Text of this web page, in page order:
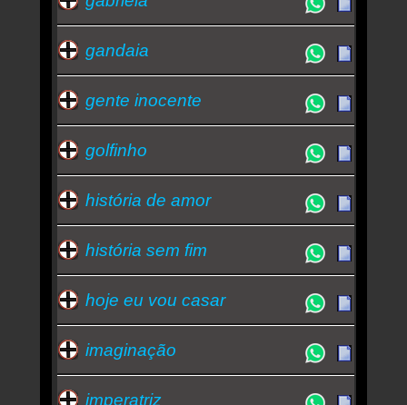
gandaia
gente inocente
golfinho
história de amor
história sem fim
hoje eu vou casar
imaginação
imperatriz